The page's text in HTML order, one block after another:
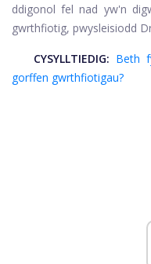
ddigonol fel nad yw'n
gwrthfiotig, pwysleisiodd
CYSYLLTIEDIG: Beth
gorffen gwrthfiotigau?